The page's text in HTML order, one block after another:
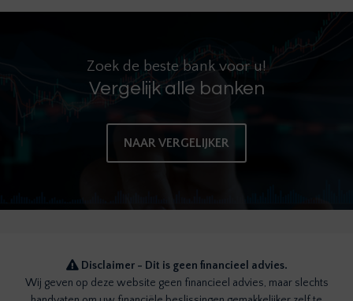
Zoek de beste bank voor u!
Vergelijk alle banken
NAAR VERGELIJKER
Disclaimer - Dit is geen financieel advies.
Wij geven op deze website geen financieel advies, maar slechts